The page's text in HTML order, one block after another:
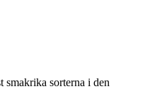
smakrika sorterna i den